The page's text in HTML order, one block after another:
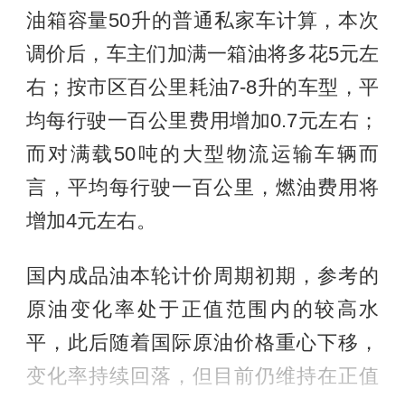
油箱容量50升的普通私家车计算，本次
调价后，车主们加满一箱油将多花5元左
右；按市区百公里耗油7-8升的车型，平
均每行驶一百公里费用增加0.7元左右；
而对满载50吨的大型物流运输车辆而
言，平均每行驶一百公里，燃油费用将
增加4元左右。
国内成品油本轮计价周期初期，参考的
原油变化率处于正值范围内的较高水
平，此后随着国际原油价格重心下移，
变化率持续回落，但目前仍维持在正值